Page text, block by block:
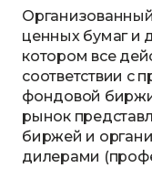
ценных бумаг и
котором все
соответствии с
фондовой
рынок
биржей и
дилерами